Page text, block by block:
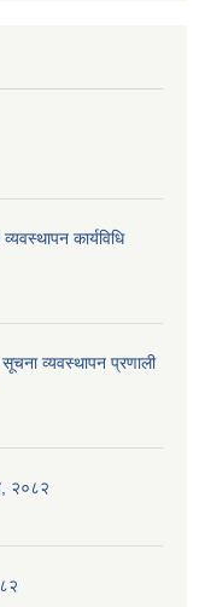
कार्यविधि
व्यवस्थापन प्रणाली
२०८२